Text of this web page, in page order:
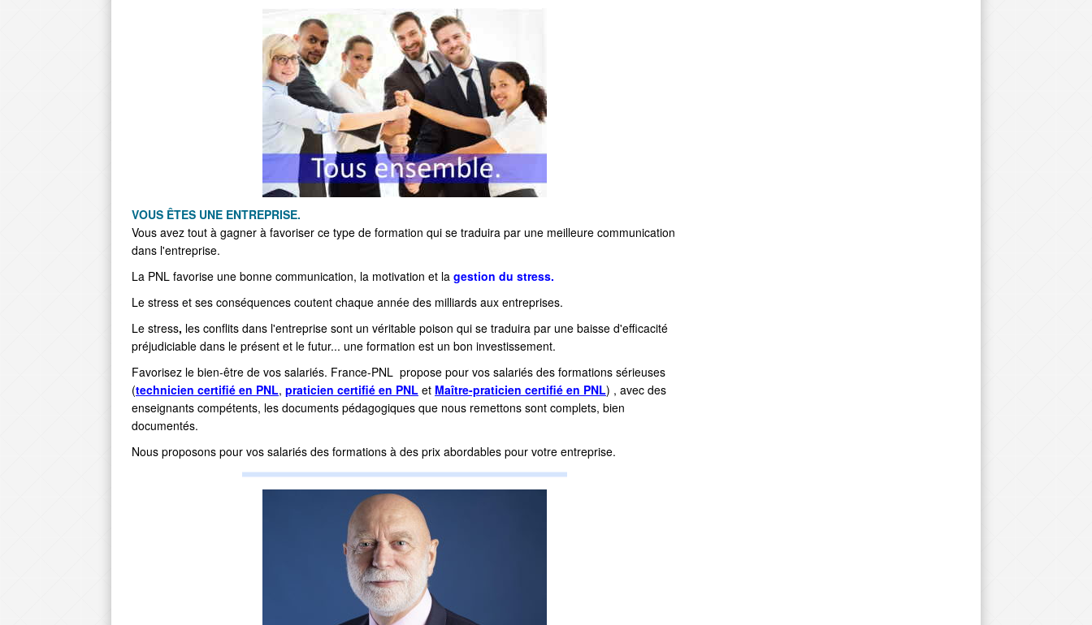
VOUS ÊTES UNE ENTREPRISE.
Vous avez tout à gagner à favoriser ce type de formation qui se traduira par une meilleure communication
dans l'entreprise.
La PNL favorise une bonne communication, la motivation et la gestion du stress.
Le stress et ses conséquences coutent chaque année des milliards aux entreprises.
Le stress, les conflits dans l'entreprise sont un véritable poison qui se traduira par une baisse d'efficacité
préjudiciable dans le présent et le futur... une formation est un bon investissement.
Favorisez le bien-être de vos salariés. France-PNL propose pour vos salariés des formations sérieuses
(technicien certifié en PNL, praticien certifié en PNL et Maître-praticien certifié en PNL) , avec des
enseignants compétents, les documents pédagogiques que nous remettons sont complets, bien
documentés.
Nous proposons pour vos salariés des formations à des prix abordables pour votre entreprise.